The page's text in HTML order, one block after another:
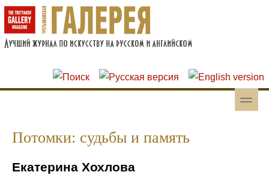
Перейти к основному содержанию
Skip to search
toggle
Потомки: судьбы и память
Екатерина Хохлова